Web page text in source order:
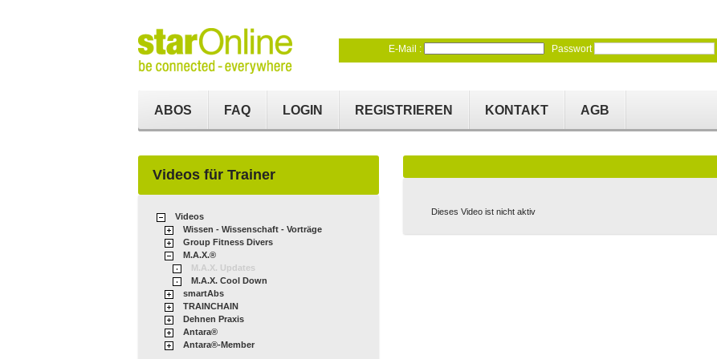
E-Mail : Passwort
ABOS FAQ LOGIN REGISTRIEREN KONTAKT AGB
Videos für Trainer
Videos
Wissen - Wissenschaft - Vorträge
Group Fitness Divers
M.A.X.®
M.A.X. Updates
M.A.X. Cool Down
smartAbs
TRAINCHAIN
Dehnen Praxis
Antara®
Antara®-Member
Dieses Video ist nicht aktiv